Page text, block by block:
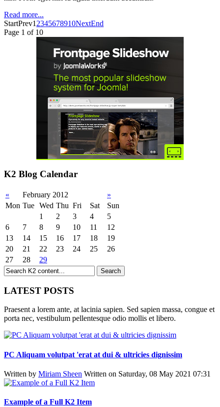
Read more...
StartPrev1 2345678910NextEnd
Page 1 of 10
K2 Blog Calendar
« February 2012
»
Mon Tue Wed Thu Fri Sat
Sun
1
2 3 4
5
6
7 8 9 10 11
12
13
14 15 16 17 18
19
20
21 22 23 24 25
26
27
28 29
LATEST POSTS
Praesent a lorem ante, at lacinia sapien. Sed sapien massa, congue et
porta nec, vestibulum pellentesque odio mollis et libero.
PC Aliquam volutpat 'erat at dui & ultricies dignissim
Written by Miriam Sheen Written on Saturday, 08 May 2021 07:31
Example of a Full K2 Item